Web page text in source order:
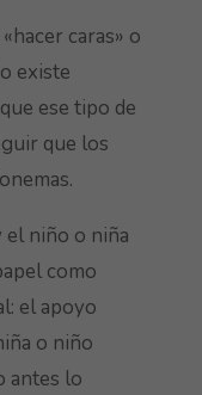
caras» o
existe
ese tipo de
que los
el niño o niña
como
el apoyo
o niño
antes lo